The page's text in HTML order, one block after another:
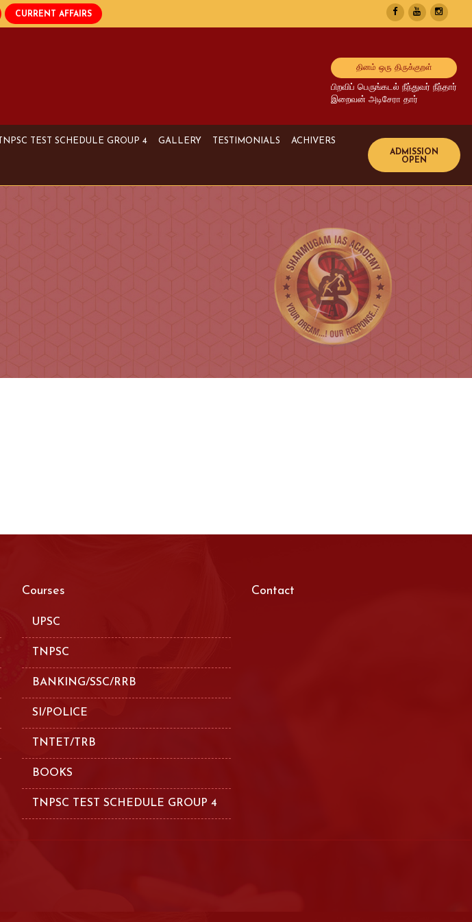
தினம் ஒரு திருக்குறள்
பிறவிப் பெருங்கடல் நீந்துவர் நீந்தார்
இறைவன் அடிசேரா தார்
TNPSC TEST SCHEDULE GROUP 4 GALLERY TESTIMONIALS ACHIVERS
Bank Achivers
SI Achivers
TET Achivers
Courses
UPSC
TNPSC
BANKING/SSC/RRB
SI/POLICE
TNTET/TRB
BOOKS
TNPSC TEST SCHEDULE GROUP 4
Contact